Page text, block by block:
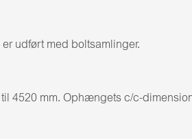
udført med boltsamlinger.
mm. Ophængets c/c-